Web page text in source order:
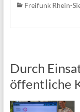
Freifunk Rhein-
Durch
öffentliche